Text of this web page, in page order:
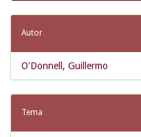
Autor
O'Donnell, Guillermo
Tema